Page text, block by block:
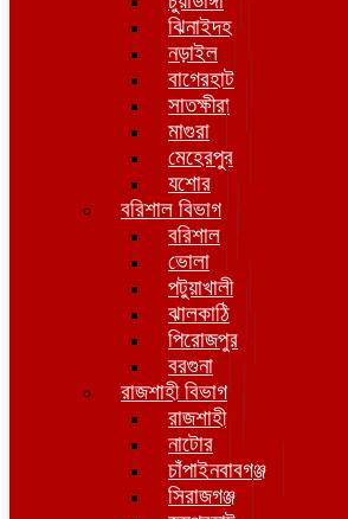
ঝিনাইদহ
নড়াইল
বাগেরহাট
সাতক্ষীরা
মাগুরা
মেহেরপুর
যশোর
বরিশাল বিভাগ
বরিশাল
ভোলা
পটুয়াখালী
ঝালকাঠি
পিরোজপুর
বরগুনা
রাজশাহী বিভাগ
রাজশাহী
নাটোর
চাঁপাইনবাবগঞ্জ
সিরাজগঞ্জ